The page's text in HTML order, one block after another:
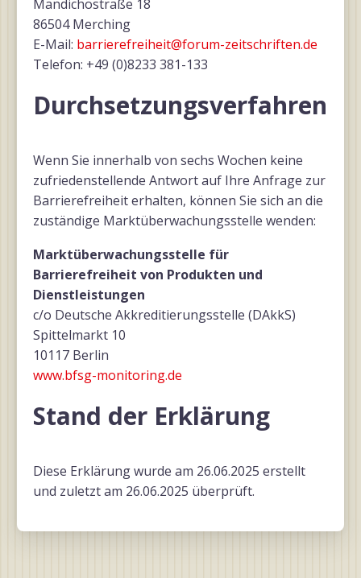
Mandichostraße 18
86504 Merching
E-Mail: barrierefreiheit@forum-zeitschriften.de
Telefon: +49 (0)8233 381-133
Durchsetzungsverfahren
Wenn Sie innerhalb von sechs Wochen keine
zufriedenstellende Antwort auf Ihre Anfrage zur
Barrierefreiheit erhalten, können Sie sich an die
zuständige Marktüberwachungsstelle wenden:
Marktüberwachungsstelle für
Barrierefreiheit von Produkten und
Dienstleistungen
c/o Deutsche Akkreditierungsstelle (DAkkS)
Spittelmarkt 10
10117 Berlin
www.bfsg-monitoring.de
Stand der Erklärung
Diese Erklärung wurde am 26.06.2025 erstellt
und zuletzt am 26.06.2025 überprüft.